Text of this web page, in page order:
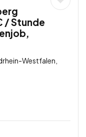
/ Stunde
Westfalen,